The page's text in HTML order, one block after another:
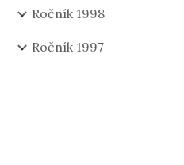
Ročník 1998
Ročník 1997